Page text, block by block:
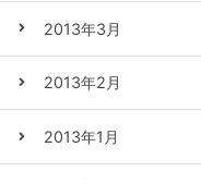
2013年3月
2013年2月
2013年1月